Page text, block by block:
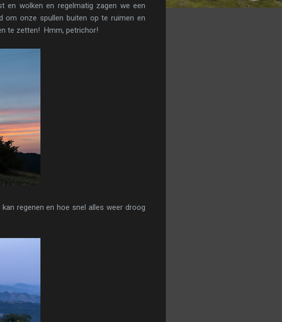
en wolken en regelmatig zagen we een
om onze spullen buiten op te ruimen en
te zetten! Hmm, petrichor!
regenen en hoe snel alles weer droog